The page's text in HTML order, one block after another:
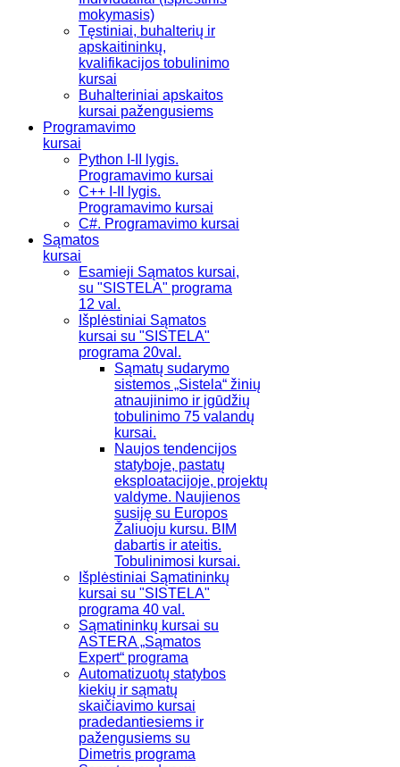
mokymasis)
Tęstiniai, buhalterių ir
apskaitininkų,
kvalifikacijos tobulinimo
kursai
Buhalteriniai apskaitos
kursai pažengusiems
Programavimo
kursai
Python I-II lygis.
Programavimo kursai
C++ I-II lygis.
Programavimo kursai
C#. Programavimo kursai
Sąmatos
kursai
Esamieji Sąmatos kursai,
su "SISTELA" programa
12 val.
Išplėstiniai Sąmatos
kursai su "SISTELA"
programa 20val.
Sąmatų sudarymo
sistemos „Sistela“ žinių
atnaujinimo ir įgūdžių
tobulinimo 75 valandų
kursai.
Naujos tendencijos
statyboje, pastatų
eksploatacijoje, projektų
valdyme. Naujienos
susiję su Europos
Žaliuoju kursu. BIM
dabartis ir ateitis.
Tobulinimosi kursai.
Išplėstiniai Sąmatininkų
kursai su "SISTELA"
programa 40 val.
Sąmatininkų kursai su
ASTERA „Sąmatos
Expert“ programa
Automatizuotų statybos
kiekių ir sąmatų
skaičiavimo kursai
pradedantiesiems ir
pažengusiems su
Dimetris programa